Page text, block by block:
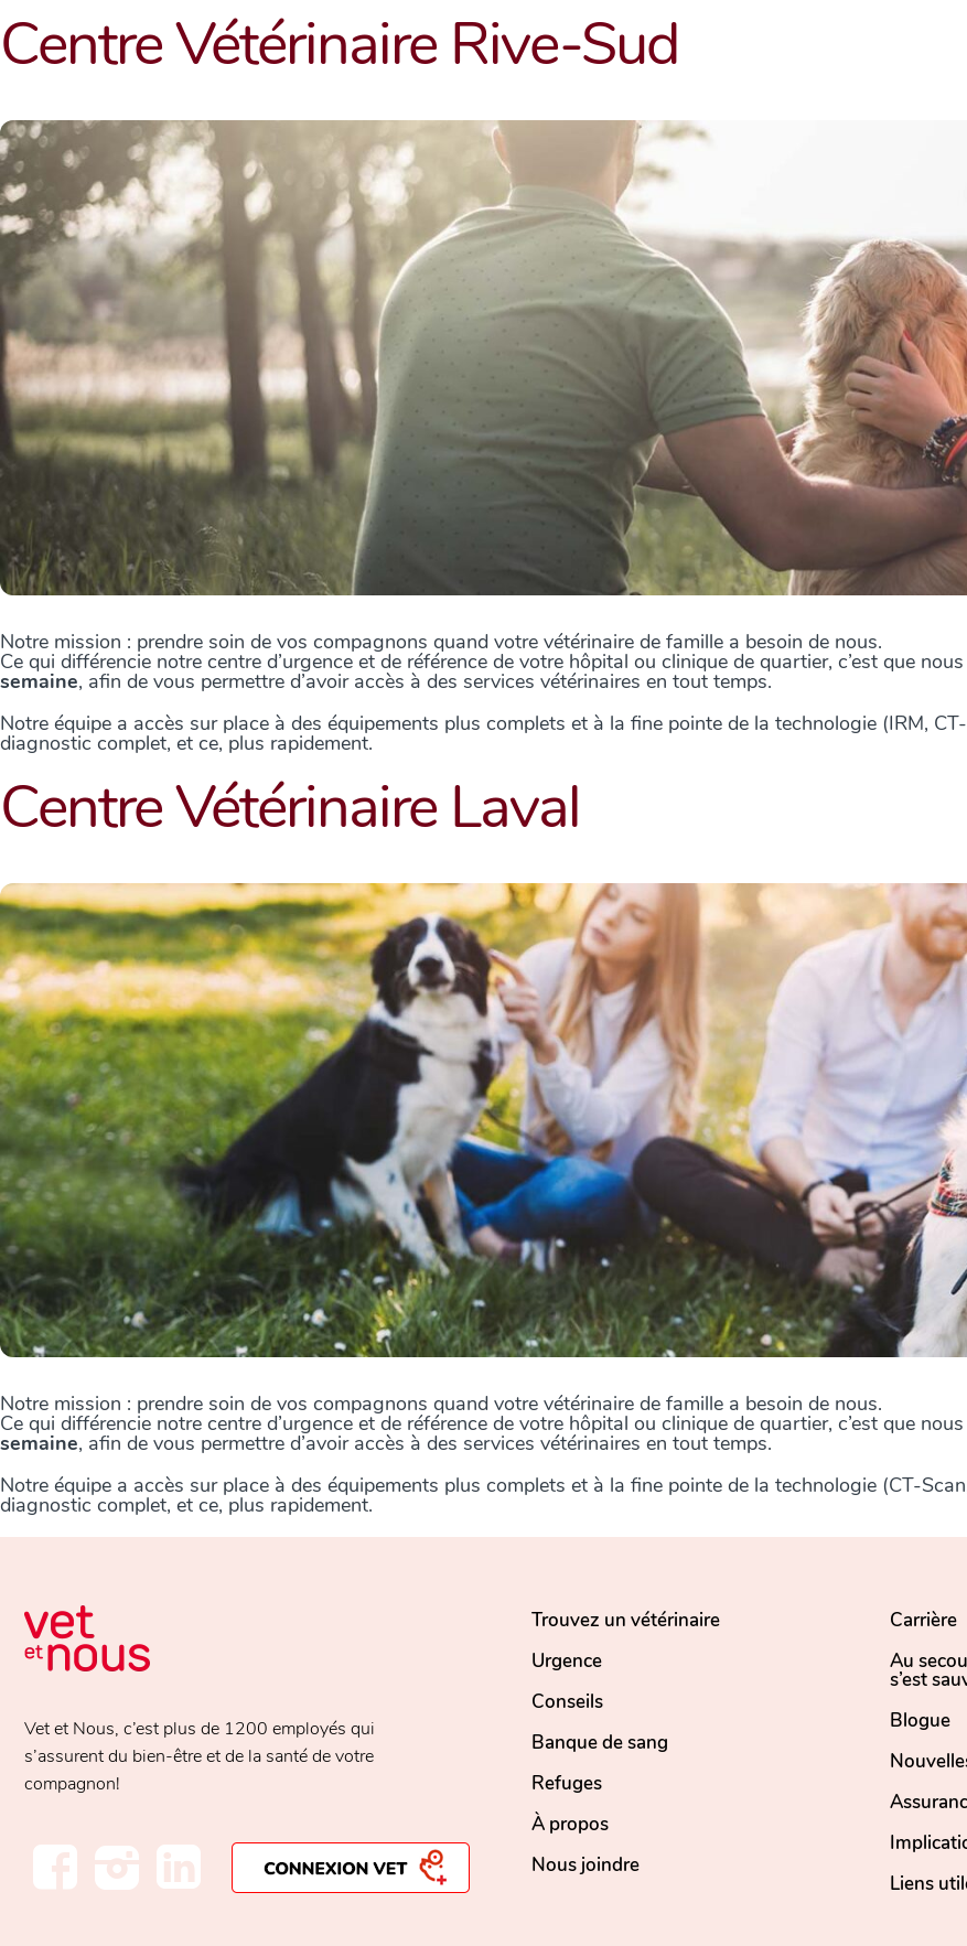
Centre Vétérinaire Rive-Sud
Notre mission : prendre soin de vos compagnons quand votre vétérinaire de famille a besoin de nous.
Ce qui différencie notre centre d’urgence et de référence de votre hôpital ou clinique de quartier, c’est que
semaine, afin de vous permettre d’avoir accès à des services vétérinaires en tout temps.
Notre équipe a accès sur place à des équipements plus complets et à la fine pointe de la technologie (IRM,
diagnostic complet, et ce, plus rapidement.
Centre Vétérinaire Laval
Notre mission : prendre soin de vos compagnons quand votre vétérinaire de famille a besoin de nous.
Ce qui différencie notre centre d’urgence et de référence de votre hôpital ou clinique de quartier, c’est que
semaine, afin de vous permettre d’avoir accès à des services vétérinaires en tout temps.
Notre équipe a accès sur place à des équipements plus complets et à la fine pointe de la technologie (CT-
diagnostic complet, et ce, plus rapidement.
Vet et Nous, c’est plus de 1200 employés qui
s’assurent du bien-être et de la santé de votre
compagnon!
Trouvez un vétérinaire
Urgence
Conseils
Banque de sang
Refuges
À propos
Nous joindre
Carrière
Au
s’est
Blogue
Liens